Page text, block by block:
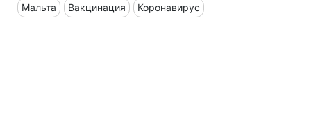
Мальта Вакцинация Коронавирус